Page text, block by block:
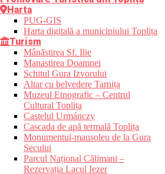
Harta
PUG-GIS
Harta digitală a municipiului Toplița
Turism
Mânăstirea Sf. Ilie
Manastirea Doamnei
Schitul Gura Izvorului
Altar cu belvedere Tarnița
Muzeul Etnografic – Centrul
Cultural Toplița
Castelul Urmánczy
Cascada de apă termală Toplița
Monumentul-mausoleu de la Gura
Secului
Parcul Național Călimani –
Rezervația Lacul Iezer